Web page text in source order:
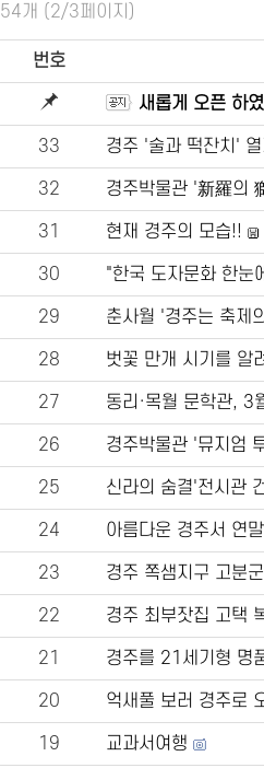
54개 (2/3페이지)
번호
새롭게 오픈 하
33 경주 '술과 떡잔치'
32 경주박물관 '新羅의
31 현재 경주의 모습!!
30 "한국 도자문화 한눈
29 춘사월 '경주는 축제
28 벗꽃 만개 시기를 알
27 동리·목월 문학관, 3
26 경주박물관 '뮤지엄
25 신라의 숨결'전시관
24 아름다운 경주서 연
23 경주 쪽샘지구 고분
22 경주 최부잣집 고택
21 경주를 21세기형 명
20 억새풀 보러 경주로
19 교과서여행